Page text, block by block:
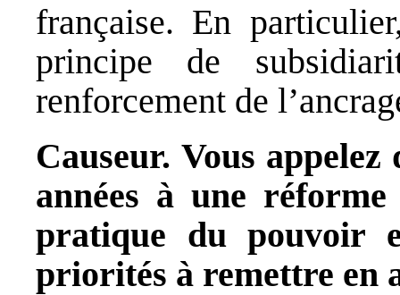
française. En
principe de
renforcement de
Causeur. Vous
années à une
pratique du pouvoir
priorités à remettre en